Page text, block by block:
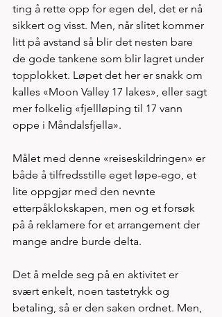
ting å rette opp for egen del, det er nå
sikkert og visst. Men, når slitet kommer
litt på avstand så blir det nesten bare
de gode tankene som blir lagret under
topplokket. Løpet det her er snakk om
kalles «Moon Valley 17 lakes», eller sagt
mer folkelig «fjellløping til 17 vann
oppe i Måndalsfjella».
Målet med denne «reiseskildringen» er
både å tilfredsstille eget løpe-ego, et
lite oppgjør med den nevnte
etterpåklokskapen, men og et forsøk
på å reklamere for et arrangement der
mange andre burde delta.
Det å melde seg på en aktivitet er
svært enkelt, noen tastetrykk og
betaling, så er den saken ordnet. Men,